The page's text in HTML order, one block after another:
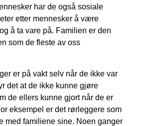
har de også sosiale
etter mennesker å være
å ta vare på. Familien er den
som de fleste av oss
er på vakt selv når de ikke var
det at de ikke kunne gjøre
de ellers kunne gjort når de er
eksempel er det rørleggere som
med familiene sine. Noen ganger